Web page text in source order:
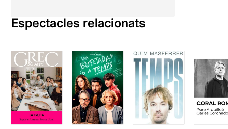
Espectacles relacionats